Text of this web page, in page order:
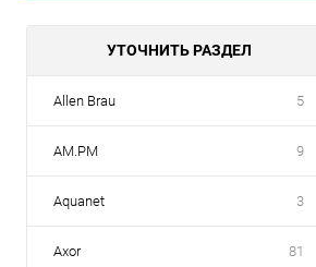
УТОЧНИТЬ РАЗДЕЛ
Allen Brau 5
AM.PM 9
Aquanet 3
Axor 81